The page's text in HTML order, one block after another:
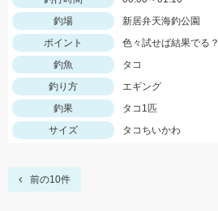
釣場
新居弁天海釣公園
ポイント
色々試せば結果でる？
釣魚
タコ
釣り方
エギング
釣果
タコ1匹
サイズ
タコちいかわ
前の10件